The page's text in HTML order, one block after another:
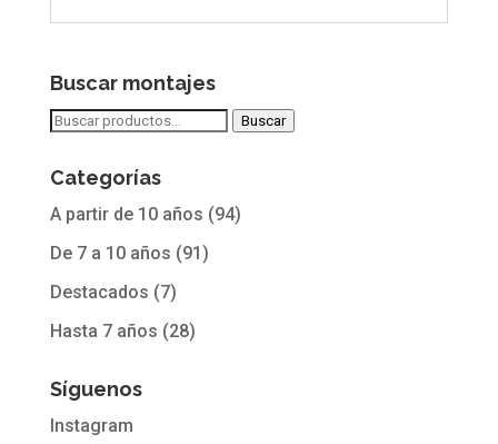
Buscar montajes
Buscar
Buscar
Categorías
A partir de 10 años (94)
De 7 a 10 años (91)
Destacados (7)
Hasta 7 años (28)
Síguenos
Instagram